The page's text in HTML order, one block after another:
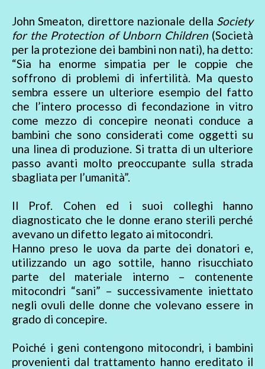
John Smeaton, direttore nazionale della Society
for the Protection of Unborn Children(Società
per la protezione dei bambini non nati), ha detto:
“Sia ha enorme simpatia per le coppie che
soffrono di problemi di infertilità. Ma questo
sembra essere un ulteriore esempio del fatto
che l’intero processo di fecondazione in vitro
come mezzo di concepire neonati conduce a
bambini che sono considerati come oggetti su
una linea di produzione. Si tratta di un ulteriore
passo avanti molto preoccupante sulla strada
sbagliata per l’umanità”.
Il Prof. Cohen ed i suoi colleghi hanno
diagnosticato che le donne erano sterili perché
avevano un difetto legato ai mitocondri.
Hanno preso le uova da parte dei donatori e,
utilizzando un ago sottile, hanno risucchiato
parte del materiale interno – contenente
mitocondri “sani” – successivamente iniettato
negli ovuli delle donne che volevano essere in
grado di concepire.
Poiché i geni contengono mitocondri, i bambini
provenienti dal trattamento hanno ereditato il